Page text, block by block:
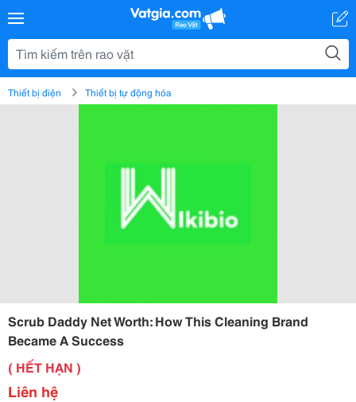
Thiết bị điện Thiết bị tự động hóa
Scrub Daddy Net Worth: How This Cleaning Brand
Became A Success
( HẾT HẠN )
Liên hệ